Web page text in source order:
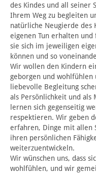
des Kindes und all seiner
Ihrem Weg zu begleiten
natürliche Neugierde des
eigenen Tun erhalten
sie sich im jeweiligen
können und so
Wir wollen den Kindern
geborgen und
liebevolle Begleitung
als Persönlichkeit und als
lernen sich gegenseitig
respektieren. Wir geben
erfahren, Dinge mit allen
ihren persönlichen
weiterzuentwickeln.
Wir wünschen uns, dass
wohlfühlen, und wir